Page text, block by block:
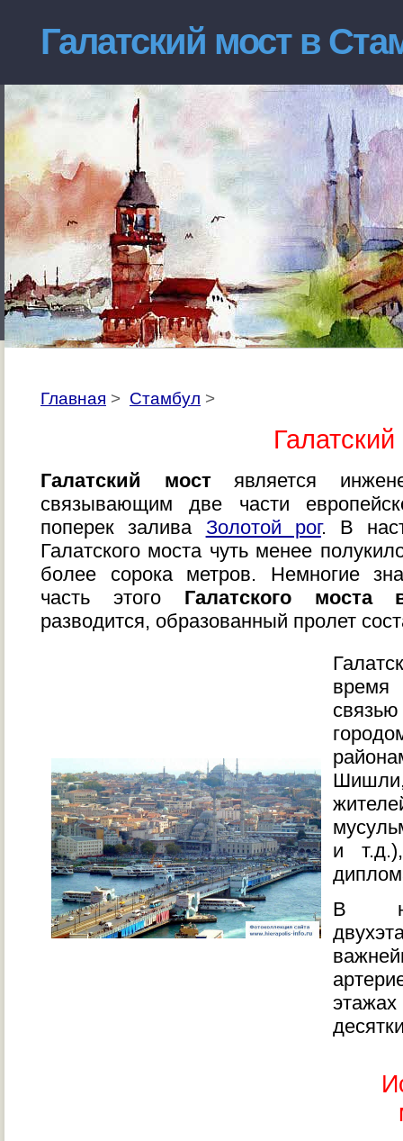
Галатский мост в
Главная > Стамбул >
Галатский мостявляется
связывающим две части
поперек залива Золотой рог. В
Галатского моста чуть менее
более сорока метров. Немногие
часть этого Галатского моста
разводится, образованный пролет
время
и
В